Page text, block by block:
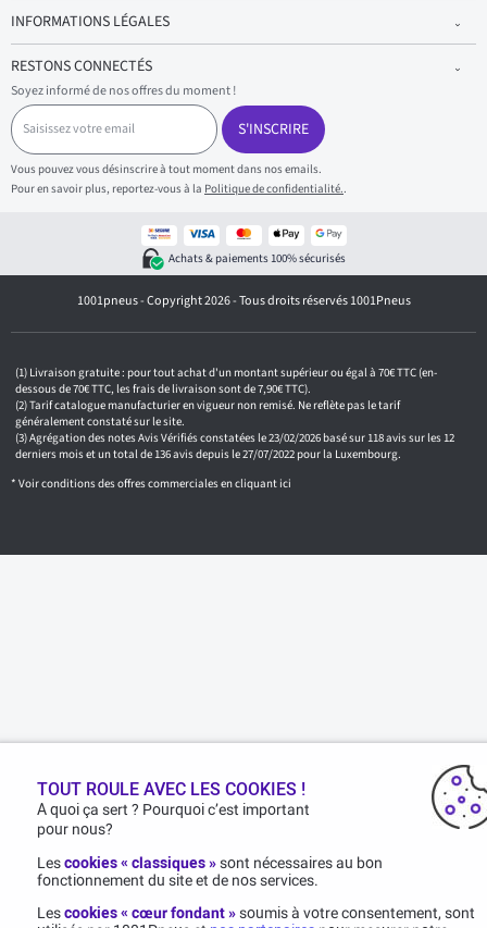
INFORMATIONS LÉGALES
RESTONS CONNECTÉS
Soyez informé de nos offres du moment !
S
a
i
s
i
s
e
m
a
S'INSCRIRE
Vous pouvez vous désinscrire à tout moment dans nos emails.
Pour en savoir plus, reportez-vous à la Politique de confidentialité..
Achats & paiements 100% sécurisés
1001pneus - Copyright 2026 - Tous droits réservés 1001Pneus
Livraison gratuite : pour tout achat d'un montant supérieur ou égal à 70€ TTC (en-
dessous de 70€ TTC, les frais de livraison sont de 7,90€ TTC).
Tarif catalogue manufacturier en vigueur non remisé. Ne reflète pas le tarif
généralement constaté sur le site.
Agrégation des notes Avis Vérifiés constatées le 23/02/2026 basé sur 118 avis sur les 12
derniers mois et un total de 136 avis depuis le 27/07/2022 pour la Luxembourg.
* Voir conditions des offres commerciales encliquant ici
TOUT ROULE AVEC LES COOKIES !
A quoi ça sert ? Pourquoi c’est important
pour nous?
Lescookies « classiques »sont nécessaires au bon
fonctionnement du site et de nos services.
Lescookies « cœur fondant »soumis à votre consentement, sont